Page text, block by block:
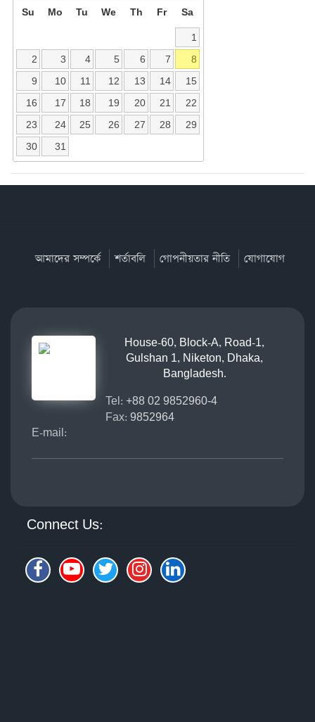
Su Mo Tu We Th Fr Sa
1
2
3 4 5 6 7
8
9
10 11 12 13 14
15
16
17 18 19 20 21
22
23
24 25 26 27 28
29
30
31
আমাদের সম্পর্কে শর্তাবলি গোপনীয়তার নীতি যোগাযোগ
House-60, Block-A, Road-1,
Gulshan 1, Niketon, Dhaka,
Bangladesh.
Tel: +88 02 9852960-4
Fax: 9852964
E-mail:
Connect Us: